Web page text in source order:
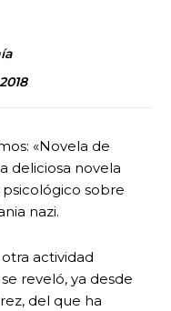
«Novela de
deliciosa novela
sobre
nazi.
actividad
reveló, ya desde
del que ha